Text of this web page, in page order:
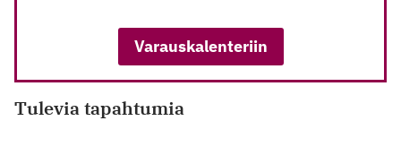
Varauskalenteriin
Tulevia tapahtumia